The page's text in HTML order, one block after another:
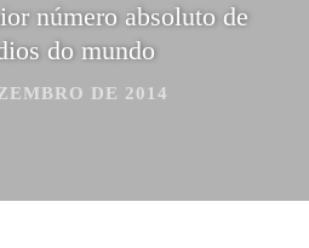
número absoluto de
do mundo
DE 2014